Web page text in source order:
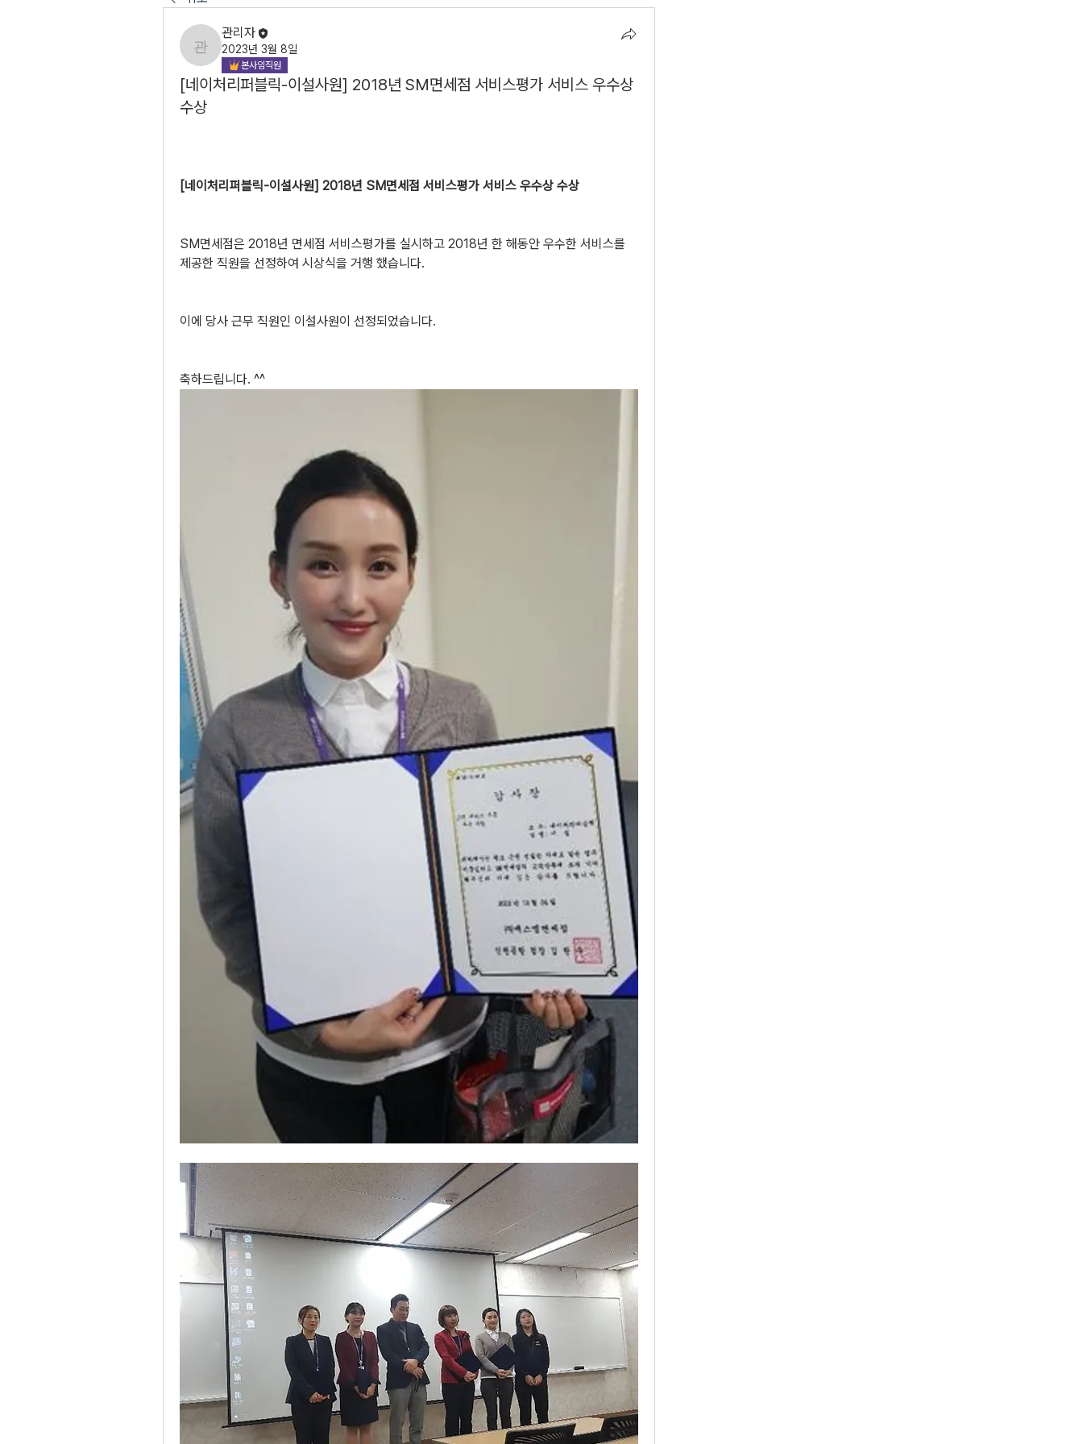
관리자
관리자
2023년 3월 8일
본사임직원
[네이처리퍼블릭-이설사원] 2018년 SM면세점 서비스평가 서비스 우수상
수상
[네이처리퍼블릭-이설사원] 2018년 SM면세점 서비스평가 서비스 우수상 수상
SM면세점은 2018년 면세점 서비스평가를 실시하고 2018년 한 해동안 우수한 서비스를
제공한 직원을 선정하여 시상식을 거행 했습니다.
이에 당사 근무 직원인 이설사원이 선정되었습니다.
축하드립니다. ^^